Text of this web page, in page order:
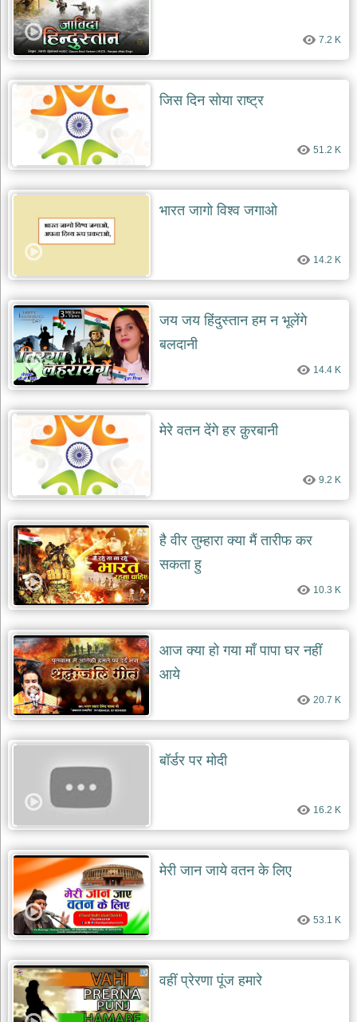
7.2 K
जिस दिन सोया राष्ट्र
51.2 K
भारत जागो विश्व जगाओ
14.2 K
जय जय हिंदुस्तान हम न भूलेंगे
बलदानी
14.4 K
मेरे वतन देंगे हर क़ुरबानी
9.2 K
है वीर तुम्हारा क्या मैं तारीफ कर
सकता हु
10.3 K
आज क्या हो गया माँ पापा घर नहीं
आये
20.7 K
बॉर्डर पर मोदी
16.2 K
मेरी जान जाये वतन के लिए
53.1 K
वहीं प्रेरणा पूंज हमारे